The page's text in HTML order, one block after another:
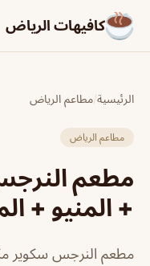
كافيهات الرياض
الرئيسية/مطاعم الرياض
مطاعم الرياض
مطعم
+ المنيو +
مطعم النرجس سكوير